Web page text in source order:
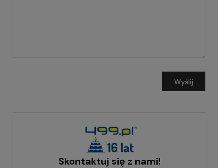
Wyślij
Skontaktuj się z nami!